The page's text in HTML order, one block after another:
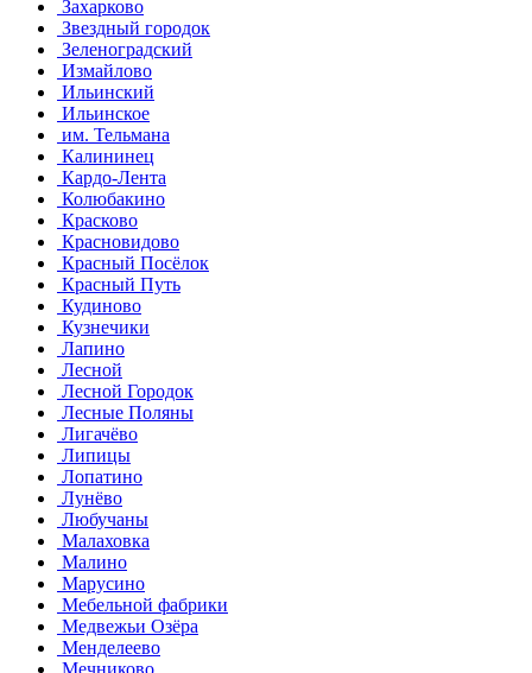
Захарково
Звездный городок
Зеленоградский
Измайлово
Ильинский
Ильинское
им. Тельмана
Калининец
Кардо-Лента
Колюбакино
Красково
Красновидово
Красный Посёлок
Красный Путь
Кудиново
Кузнечики
Лапино
Лесной
Лесной Городок
Лесные Поляны
Лигачёво
Липицы
Лопатино
Лунёво
Любучаны
Малаховка
Малино
Марусино
Мебельной фабрики
Медвежьи Озёра
Менделеево
Мечниково